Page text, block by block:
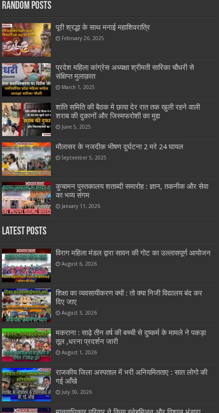
Random Posts
पूरी श्रद्धा के साथ मनाई महाशिवरात्रि
February 26, 2025
प्रदेश महिला कांग्रेस अध्यक्षा श्रीमती सारिका चौधरी से
संक्षिप्त मुलाक़ात
March 1, 2025
शांति समिति की बैठक मे छाया देर रात तक खुली रहने वाली
शराब की दुकानों और जिस्मफरोशी का मुद्दा
June 5, 2025
मौलासर के नजदीक भीषण दुर्घटना 2 मरे 24 घायल
September 5, 2025
कुचामन पुस्तकालय शताब्दी समारोह : ज्ञान, तकनीक और सेवा
का भव्य संगम
January 11, 2026
Latest Posts
विराग महिला मंडल द्वारा सावन की गोट का उल्लासपूर्ण आयोजन
August 6, 2026
शिक्षा का व्यवसायीकरण क्यों : तो क्या निजी विद्यालय बंद कर
दिए जाए
August 3, 2026
मकराना : साढ़े तीन वर्ष की बच्ची से दुष्कर्म के मामले ने पकड़ा
तूल ,धरना प्रदर्शन जारी
August 1, 2026
राजकीय जिला अस्पताल में भरी अनियमितताए : सात लोगो की
गई आँखे
July 30, 2026